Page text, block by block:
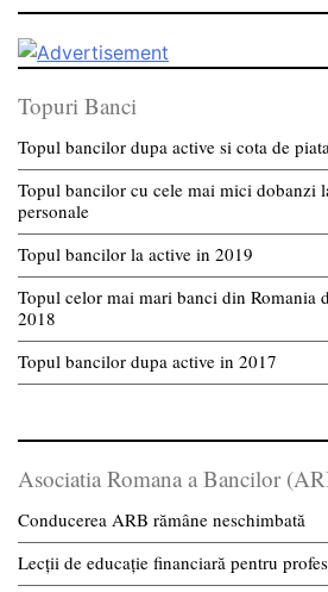
Topuri Banci
Topul bancilor dupa active si cota de
Topul bancilor cu cele mai mici dobanzi
personale
Topul bancilor la active in 2019
Topul celor mai mari banci din Romania
2018
Topul bancilor dupa active in 2017
Asociatia Romana a Bancilor
Conducerea ARB rămâne neschimbată
Lecții de educație financiară pentru